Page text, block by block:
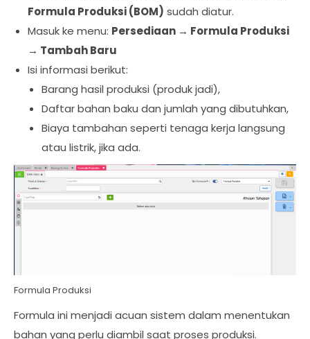
Formula Produksi (BOM) sudah diatur.
Masuk ke menu: Persediaan → Formula Produksi
→ Tambah Baru
Isi informasi berikut:
Barang hasil produksi (produk jadi),
Daftar bahan baku dan jumlah yang dibutuhkan,
Biaya tambahan seperti tenaga kerja langsung
atau listrik, jika ada.
Formula Produksi
Formula ini menjadi acuan sistem dalam menentukan
bahan yang perlu diambil saat proses produksi.